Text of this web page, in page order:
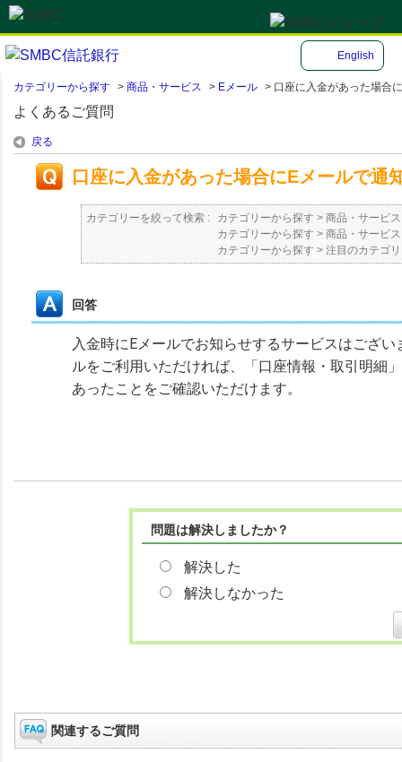
English
カテゴリーから探す > 商品・サービス > Eメール > 口座に入金があった場合
よくあるご質問
戻る
口座に入金があった場合にEメールで通
カテゴリーを絞って検索 : カテゴリーから探す > 商品・サービス
カテゴリーから探す > 商品・サービス
カテゴリーから探す > 注目のカテゴ
回答
入金時にEメールでお知らせするサービスはござ
ルをご利用いただければ、「口座情報・取引明細
あったことをご確認いただけます。
問題は解決しましたか？
解決した
解決しなかった
関連するご質問